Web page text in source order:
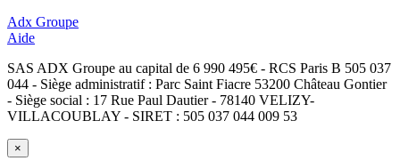
Adx Groupe
Aide
SAS ADX Groupe au capital de 6 990 495€ - RCS Paris B 505 037
044 - Siège administratif : Parc Saint Fiacre 53200 Château Gontier
- Siège social : 17 Rue Paul Dautier - 78140 VELIZY-
VILLACOUBLAY - SIRET : 505 037 044 009 53
×